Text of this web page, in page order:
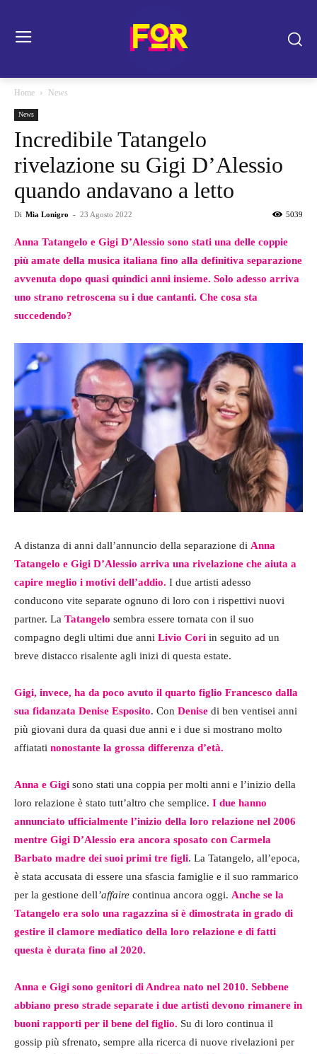
Home News
News
Incredibile Tatangelo
rivelazione su Gigi D’Alessio
quando andavano a letto
Di Mia Lonigro - 23 Agosto 2022 5039
Anna Tatangelo e Gigi D’Alessio sono stati una delle coppie
più amate della musica italiana fino alla definitiva separazione
avvenuta dopo quasi quindici anni insieme. Solo adesso arriva
uno strano retroscena su i due cantanti. Che cosa sta
succedendo?
A distanza di anni dall’annuncio della separazione di Anna
Tatangelo e Gigi D’Alessio arriva una rivelazione che aiuta a
capire meglio i motivi dell’addio. I due artisti adesso
conducono vite separate ognuno di loro con i rispettivi nuovi
partner. La Tatangelo sembra essere tornata con il suo
compagno degli ultimi due anni Livio Cori in seguito ad un
breve distacco risalente agli inizi di questa estate.
Gigi, invece, ha da poco avuto il quarto figlio Francesco dalla
sua fidanzata Denise Esposito. Con Denise di ben ventisei anni
più giovani dura da quasi due anni e i due si mostrano molto
affiatati nonostante la grossa differenza d’età.
Anna e Gigi sono stati una coppia per molti anni e l’inizio della
loro relazione è stato tutt’altro che semplice. I due hanno
annunciato ufficialmente l’inizio della loro relazione nel 2006
mentre Gigi D’Alessio era ancora sposato con Carmela
Barbato madre dei suoi primi tre figli. La Tatangelo, all’epoca,
è stata accusata di essere una sfascia famiglie e il suo rammarico
per la gestione dell’affaire continua ancora oggi. Anche se la
Tatangelo era solo una ragazzina si è dimostrata in grado di
gestire il clamore mediatico della loro relazione e di fatti
questa è durata fino al 2020.
Anna e Gigi sono genitori di Andrea nato nel 2010. Sebbene
abbiano preso strade separate i due artisti devono rimanere in
buoni rapporti per il bene del figlio. Su di loro continua il
gossip più sfrenato, sempre alla ricerca di nuove rivelazioni per